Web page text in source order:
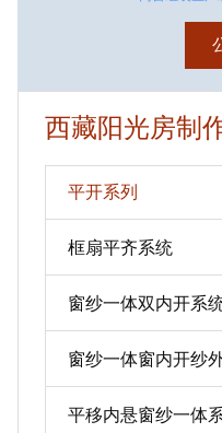
西藏阳光房制
平开系列
框扇平齐系统
窗纱一体双内开系
窗纱一体窗内开纱
平移内悬窗纱一体